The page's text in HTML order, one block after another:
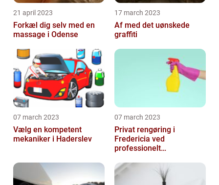
21 april 2023
Forkæl dig selv med en
massage i Odense
17 march 2023
Af med det uønskede
graffiti
07 march 2023
Vælg en kompetent
mekaniker i Haderslev
07 march 2023
Privat rengøring i
Fredericia ved
professionelt